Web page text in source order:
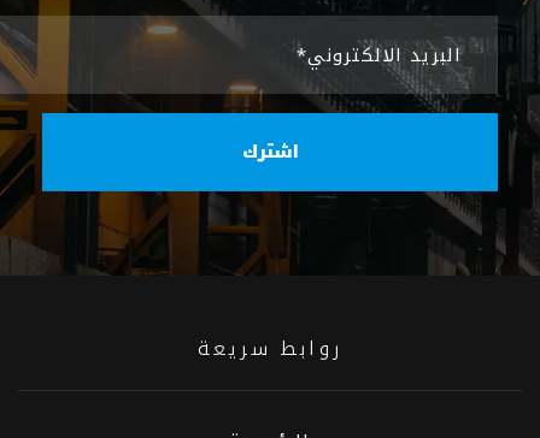
البريد الالكتروني*
اشترك
روابط سريعة